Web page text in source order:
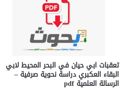
تعقبات ابي حيان في البحر المحيط لابي
البقاء العكبري دراسة نحوية صرفية –
الرسالة العلمية pdf